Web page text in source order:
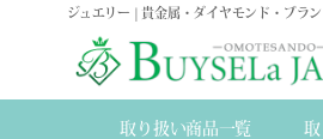
ジュエリー | 貴金属・ダイヤモンド・ブラ
取り扱い商品一覧 取